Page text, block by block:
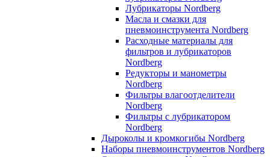
Лубрикаторы Nordberg
Масла и смазки для
пневмоинструмента Nordberg
Расходные материалы для
фильтров и лубрикаторов
Nordberg
Редукторы и манометры
Nordberg
Фильтры влагоотделители
Nordberg
Фильтры с лубрикатором
Nordberg
Дыроколы и кромкогибы Nordberg
Наборы пневмоинструментов Nordberg